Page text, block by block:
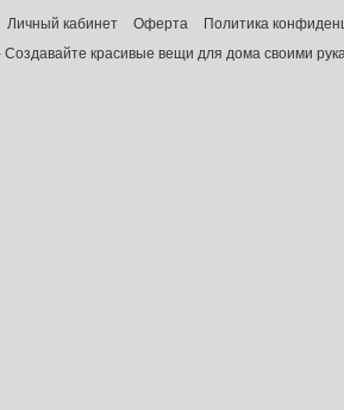
Создавайте красивые вещи для дома своими
Личный кабинет Оферта Политика